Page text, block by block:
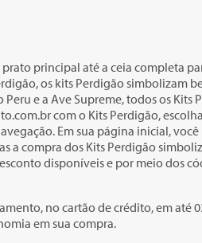
principal até a ceia completa
os kits Perdigão simbolizam
e a Ave Supreme, todos os Kits
com o Kits Perdigão,
Em sua página inicial,
a compra dos Kits Perdigão
disponíveis e por meio dos
no cartão de crédito, em até
em sua compra.